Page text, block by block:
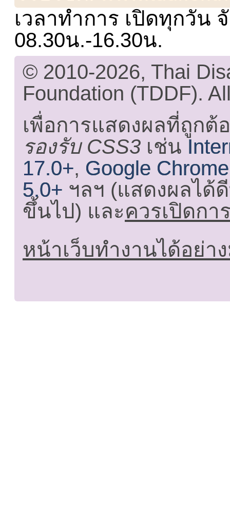
เวลาทำการ เปิดทุกวัน
08.30น.-16.30น.
© 2010-2026, Thai
Foundation (TDDF).
เพื่อการแสดงผลที่ถูกต้
รองรับ CSS3 เช่น
17.0+, Google
5.0+ ฯลฯ (แสดงผลได้
ขึ้นไป) และควรเปิดกา
หน้าเว็บทำงานได้อย่า